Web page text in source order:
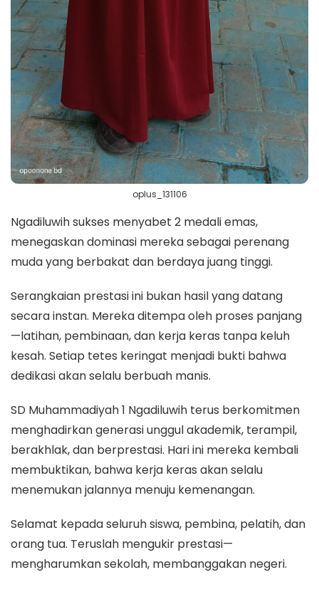
oplus_131106
Ngadiluwih sukses menyabet 2 medali emas,
menegaskan dominasi mereka sebagai perenang
muda yang berbakat dan berdaya juang tinggi.
Serangkaian prestasi ini bukan hasil yang datang
secara instan. Mereka ditempa oleh proses panjang
—latihan, pembinaan, dan kerja keras tanpa keluh
kesah. Setiap tetes keringat menjadi bukti bahwa
dedikasi akan selalu berbuah manis.
SD Muhammadiyah 1 Ngadiluwih terus berkomitmen
menghadirkan generasi unggul akademik, terampil,
berakhlak, dan berprestasi. Hari ini mereka kembali
membuktikan, bahwa kerja keras akan selalu
menemukan jalannya menuju kemenangan.
Selamat kepada seluruh siswa, pembina, pelatih, dan
orang tua. Teruslah mengukir prestasi—
mengharumkan sekolah, membanggakan negeri.